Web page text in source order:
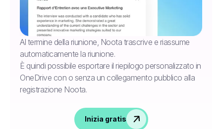
Al termine della riunione, Noota trascrive e riassume
automaticamente la riunione.
È quindi possibile esportare il riepilogo personalizzato in
OneDrive con o senza un collegamento pubblico alla
registrazione Noota.
Inizia gratis